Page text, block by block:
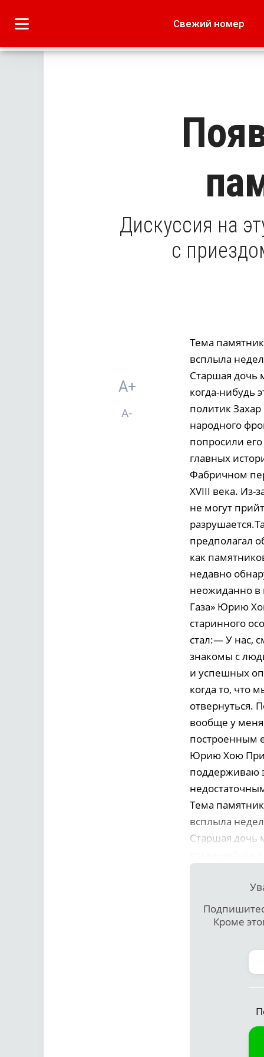
Свежий номер
Лето наших
Дискуссия на
с
A+
A-
Тема
всплыла
Старшая дочь
когда-нибудь
политик
народного
попросили
главных
Фабричном
XVIII века. Из-
не могут
предполагал
как
недавно
неожиданно в
Газа» Юрию
старинного
стал:— У нас,
знакомы с
и успешных
когда то, что
отвернуться.
вообще у
построенным
Юрию Хою
поддерживаю
Тема
всплыла
Старшая дочь
Кроме